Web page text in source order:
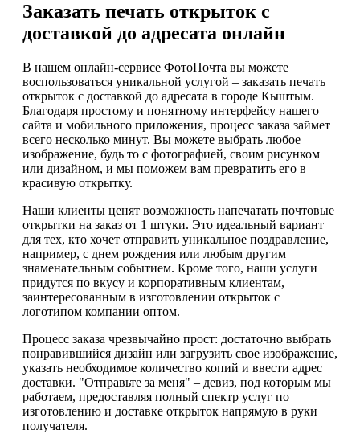
Заказать печать открыток с
доставкой до адресата онлайн
В нашем онлайн-сервисе ФотоПочта вы можете
воспользоваться уникальной услугой – заказать печать
открыток с доставкой до адресата в городе Кыштым.
Благодаря простому и понятному интерфейсу нашего
сайта и мобильного приложения, процесс заказа займет
всего несколько минут. Вы можете выбрать любое
изображение, будь то с фотографией, своим рисунком
или дизайном, и мы поможем вам превратить его в
красивую открытку.
Наши клиенты ценят возможность напечатать почтовые
открытки на заказ от 1 штуки. Это идеальный вариант
для тех, кто хочет отправить уникальное поздравление,
например, с днем рождения или любым другим
знаменательным событием. Кроме того, наши услуги
придутся по вкусу и корпоративным клиентам,
заинтересованным в изготовлении открыток с
логотипом компании оптом.
Процесс заказа чрезвычайно прост: достаточно выбрать
понравившийся дизайн или загрузить свое изображение,
указать необходимое количество копий и ввести адрес
доставки. "Отправьте за меня" – девиз, под которым мы
работаем, предоставляя полный спектр услуг по
изготовлению и доставке открыток напрямую в руки
получателя.